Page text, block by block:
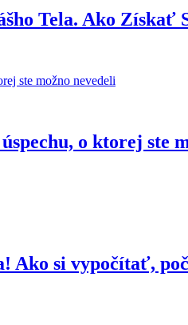
Tela. Ako Získať
o ktorej ste
Ako si vypočítať,